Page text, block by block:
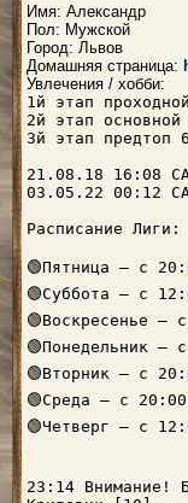
Имя: Александр
Пол: Мужской
Город: Львов
Домашняя страница:
Увлечения / хобби:
1й этап
2й этап
3й этап предтоп
21.08.18 16:08
03.05.22 00:12
Расписание Лиги:
🟢Пятница — с
🟢Суббота — с
🟢Воскресенье —
🟢Понедельник —
🟢Вторник — с
🟢Среда — с
🟢Четверг — с
23:14 Внимание!